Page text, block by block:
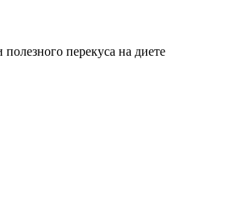
полезного перекуса на диете